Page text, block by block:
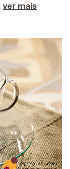
ver mais